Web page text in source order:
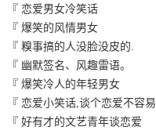
『 恋爱男女冷笑话
『爆笑的风情男女
『糗事搞的人没脸没皮的.
『 幽默签名、风趣雷语。
『爆笑冷人的年轻男女
『 恋爱小笑话,谈个恋爱不容易
『好有才的文艺青年谈恋爱